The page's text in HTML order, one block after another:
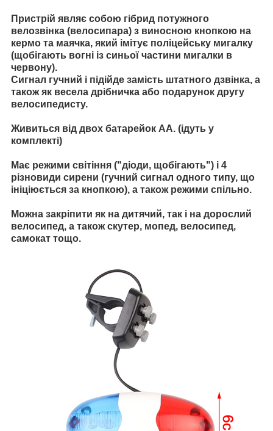
Пристрій являє собою гібрид потужного
велозвінка (велосипара) з виносною кнопкою на
кермо та маячка, який імітує поліцейську мигалку
(щобігають вогні із синьої частини мигалки в
червону).
Сигнал гучний і підійде замість штатного дзвінка, а
також як весела дрібничка або подарунок другу
велосипедисту.
Живиться від двох батарейок АА. (ідуть у
комплекті)
Має режими світіння ("діоди, щобігають") і 4
різновиди сирени (гучний сигнал одного типу, що
ініціюється за кнопкою), а також режими спільно.
Можна закріпити як на дитячий, так і на дорослий
велосипед, а також скутер, мопед, велосипед,
самокат тощо.